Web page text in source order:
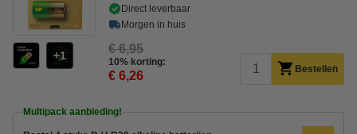
1
Direct leverbaar
Morgen in huis
€ 6,95
10% korting:
€ 6,26 Bestellen
Multipack aanbieding!